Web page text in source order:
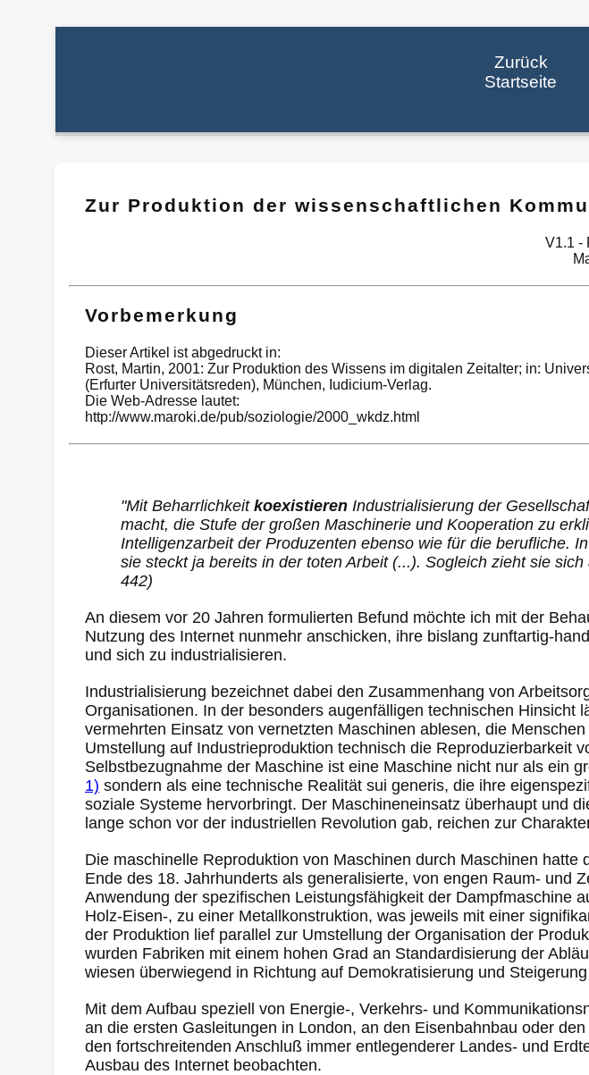
Zurück
Startseite
Zur Produktion der wissenschaftlichen
V1.1 -
Vorbemerkung
Dieser Artikel ist abgedruckt in:
Rost, Martin, 2001: Zur Produktion des Wissens im digitalen Zeitalter; in:
(Erfurter Universitätsreden), München, Iudicium-Verlag.
Die Web-Adresse lautet:
http://www.maroki.de/pub/soziologie/2000_wkdz.html
"Mit Beharrlichkeit koexistieren Industrialisierung der
macht, die Stufe der großen Maschinerie und Kooperation zu
Intelligenzarbeit der Produzenten ebenso wie für die berufliche.
sie steckt ja bereits in der toten Arbeit (...). Sogleich zieht sie
442)
An diesem vor 20 Jahren formulierten Befund möchte ich mit der
Nutzung des Internet nunmehr anschicken, ihre bislang zunftartig-
und sich zu industrialisieren.
Industrialisierung bezeichnet dabei den Zusammenhang von
Organisationen. In der besonders augenfälligen technischen
vermehrten Einsatz von vernetzten Maschinen ablesen, die
Umstellung auf Industrieproduktion technisch die Reproduzierbarkeit
Selbstbezugnahme der Maschine ist eine Maschine nicht nur als ein
1) sondern als eine technische Realität sui generis, die ihre
soziale Systeme hervorbringt. Der Maschineneinsatz überhaupt und
lange schon vor der industriellen Revolution gab, reichen zur
Die maschinelle Reproduktion von Maschinen durch Maschinen
Ende des 18. Jahrhunderts als generalisierte, von engen Raum- und
Anwendung der spezifischen Leistungsfähigkeit der Dampfmaschine
Holz-Eisen-, zu einer Metallkonstruktion, was jeweils mit einer
der Produktion lief parallel zur Umstellung der Organisation der
wurden Fabriken mit einem hohen Grad an Standardisierung der
wiesen überwiegend in Richtung auf Demokratisierung und
Mit dem Aufbau speziell von Energie-, Verkehrs- und
an die ersten Gasleitungen in London, an den Eisenbahnbau oder
den fortschreitenden Anschluß immer entlegenderer Landes- und
Ausbau des Internet beobachten.